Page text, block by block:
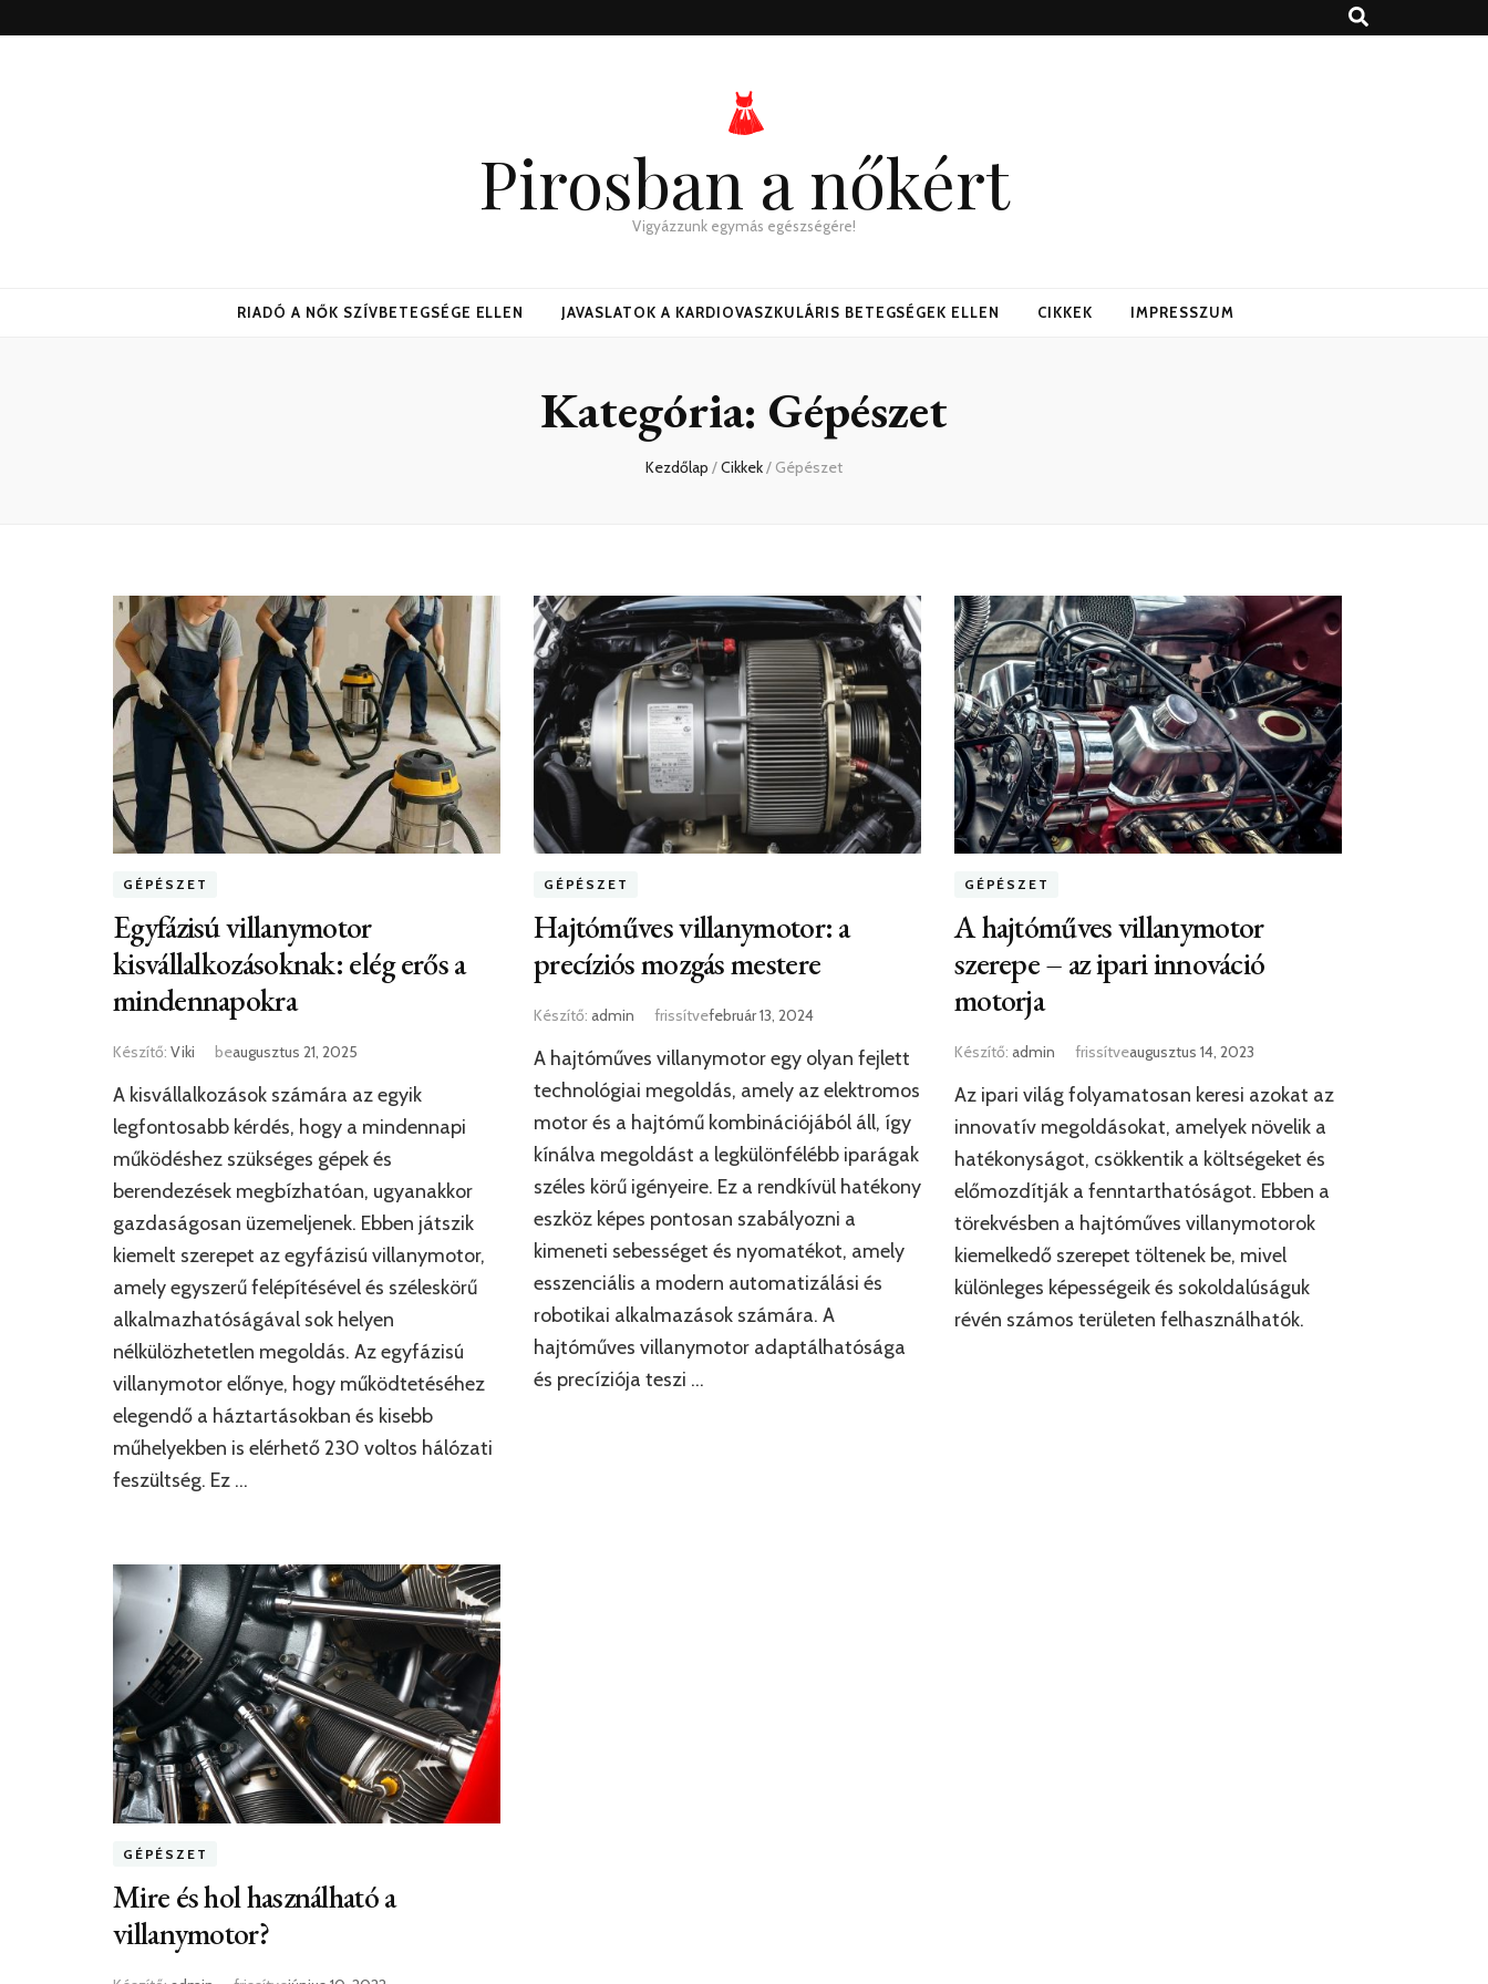
Pirosban a nőkért
Vigyázzunk egymás egészségére!
RIADÓ A NŐK SZÍVBETEGSÉGE ELLEN JAVASLATOK A KARDIOVASZKULÁRIS BETEGSÉGEK ELLEN CIKKEK IMPRESSZUM
Kategória: Gépészet
Kezdőlap /Cikkek/ Gépészet
GÉPÉSZET
Egyfázisú villanymotor
kisvállalkozásoknak: elég erős a
mindennapokra
Készítő: Viki beaugusztus 21, 2025
A kisvállalkozások számára az egyik
legfontosabb kérdés, hogy a mindennapi
működéshez szükséges gépek és
berendezések megbízhatóan, ugyanakkor
gazdaságosan üzemeljenek. Ebben játszik
kiemelt szerepet az egyfázisú villanymotor,
amely egyszerű felépítésével és széleskörű
alkalmazhatóságával sok helyen
nélkülözhetetlen megoldás. Az egyfázisú
villanymotor előnye, hogy működtetéséhez
elegendő a háztartásokban és kisebb
műhelyekben is elérhető 230 voltos hálózati
feszültség. Ez …
GÉPÉSZET
Hajtóműves villanymotor: a
precíziós mozgás mestere
Készítő: admin frissítvefebruár 13, 2024
A hajtóműves villanymotor egy olyan fejlett
technológiai megoldás, amely az elektromos
motor és a hajtómű kombinációjából áll, így
kínálva megoldást a legkülönfélébb iparágak
széles körű igényeire. Ez a rendkívül hatékony
eszköz képes pontosan szabályozni a
kimeneti sebességet és nyomatékot, amely
esszenciális a modern automatizálási és
robotikai alkalmazások számára. A
hajtóműves villanymotor adaptálhatósága
és precíziója teszi …
GÉPÉSZET
A hajtóműves villanymotor
szerepe – az ipari innováció
motorja
Készítő: admin frissítveaugusztus 14, 2023
Az ipari világ folyamatosan keresi azokat az
innovatív megoldásokat, amelyek növelik a
hatékonyságot, csökkentik a költségeket és
előmozdítják a fenntarthatóságot. Ebben a
törekvésben a hajtóműves villanymotorok
kiemelkedő szerepet töltenek be, mivel
különleges képességeik és sokoldalúságuk
révén számos területen felhasználhatók.
GÉPÉSZET
Mire és hol használható a
villanymotor?